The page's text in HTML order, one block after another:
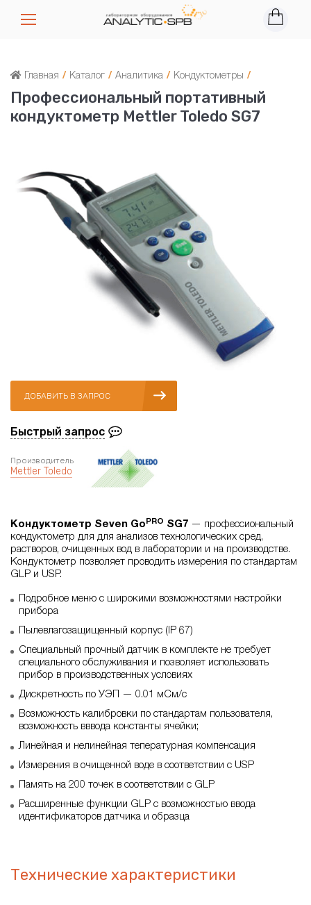
Главная / Каталог / Аналитика / Кондуктометры /
Профессиональный портативный
кондуктометр Mettler Toledo SG7
ДОБАВИТЬ В ЗАПРОС
Быстрый запрос
Производитель
Mettler Toledo
Кондуктометр Seven Go PRO SG7 — профессиональный
кондуктометр для для анализов технологических сред,
растворов, очищенных вод в лаборатории и на производстве.
Кондуктометр позволяет проводить измерения по стандартам
GLP и USP.
Подробное меню с широкими возможностями настройки
прибора
Пылевлагозащищенный корпус (IP 67)
Специальный прочный датчик в комплекте не требует
специального обслуживания и позволяет использовать
прибор в производственных условиях
Дискретность по УЭП — 0.01 мСм/с
Возможность калибровки по стандартам пользователя,
возможность вввода константы ячейки;
Линейная и нелинейная тепературная компенсация
Измерения в очищенной воде в соответствии с USP
Память на 200 точек в соответствии с GLP
Расширенные функции GLP с возможностью ввода
идентификаторов датчика и образца
Технические характеристики